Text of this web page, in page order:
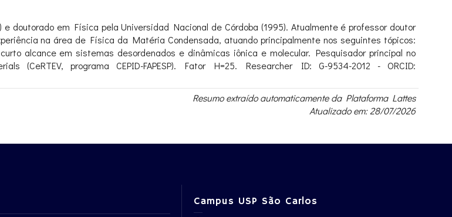
doutorado em Física pela Universidad Nacional de Córdoba (1995). Atualmente é professor doutor
na área de Física da Matéria Condensada, atuando principalmente nos seguintes tópicos:
alcance em sistemas desordenados e dinâmicas iônica e molecular. Pesquisador principal no
(CeRTEV, programa CEPID-FAPESP). Fator H=25. Researcher ID: G-9534-2012 - ORCID:
Resumo extraído automaticamente da Plataforma Lattes
Atualizado em: 28/07/2026
Campus USP São Carlos